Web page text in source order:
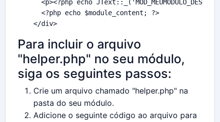
<p><?php echo JText::_('MOD_MEUMODULO_DESC');
  <?php echo $module_content; ?>
</div>
Para incluir o arquivo
"helper.php" no seu módulo,
siga os seguintes passos:
Crie um arquivo chamado "helper.php" na
pasta do seu módulo.
Adicione o seguinte código ao arquivo para